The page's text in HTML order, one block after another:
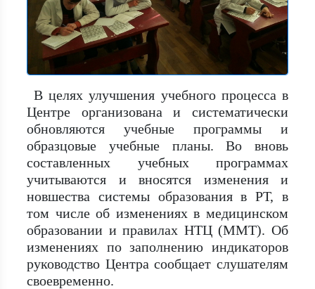
В целях улучшения учебного процесса в
Центре организована и систематически
обновляются учебные программы и
образцовые учебные планы. Во вновь
составленных учебных программах
учитываются и вносятся изменения и
новшества системы образования в РТ, в
том числе об изменениях в медицинском
образовании и правилах НТЦ (ММТ). Об
изменениях по заполнению индикаторов
руководство Центра сообщает слушателям
своевременно.